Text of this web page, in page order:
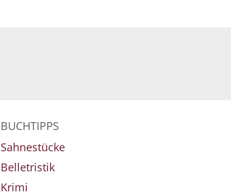
BUCHTIPPS
Sahnestücke
Belletristik
Krimi